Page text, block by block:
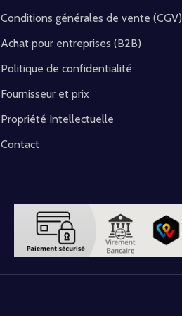
Conditions générales de vente (CGV)
Achat pour entreprises (B2B)
Politique de confidentialité
Fournisseur et prix
Propriété Intellectuelle
Contact